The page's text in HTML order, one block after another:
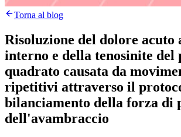
Torna al blog
Risoluzione del dolore acuto
interno e della tenosinite del
quadrato causata da
ripetitivi attraverso il
bilanciamento della forza di
dell'avambraccio